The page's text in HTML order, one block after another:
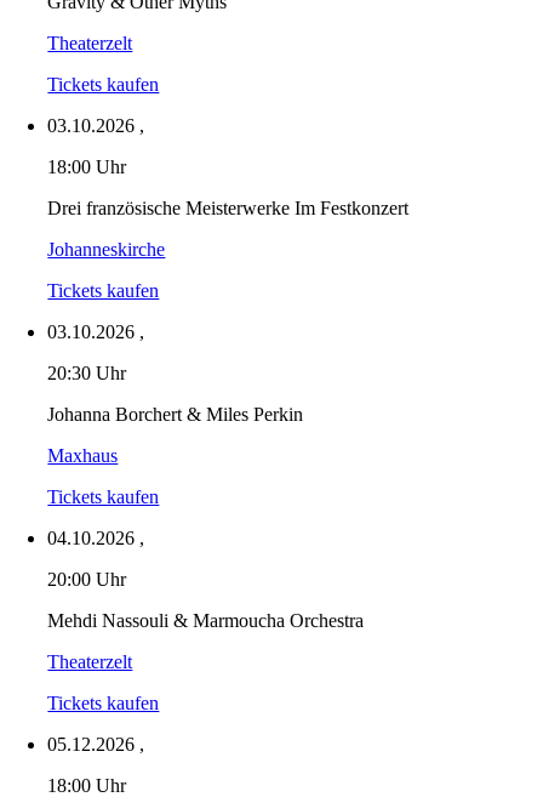
Theaterzelt
Tickets kaufen
03.10.2026 ,
18:00 Uhr
Drei französische Meisterwerke Im Festkonzert
Johanneskirche
Tickets kaufen
03.10.2026 ,
20:30 Uhr
Johanna Borchert & Miles Perkin
Maxhaus
Tickets kaufen
04.10.2026 ,
20:00 Uhr
Mehdi Nassouli & Marmoucha Orchestra
Theaterzelt
Tickets kaufen
05.12.2026 ,
18:00 Uhr